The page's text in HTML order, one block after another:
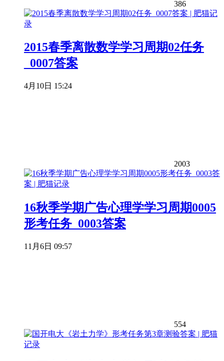
386
2015春季离散数学学习周期02任务
_0007答案
4月10日 15:24
2003
16秋季学期广告心理学学习周期0005
形考任务_0003答案
11月6日 09:57
554